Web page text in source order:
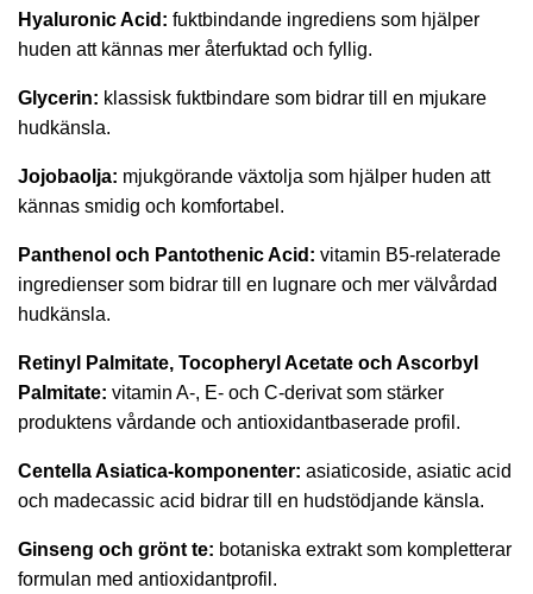
Hyaluronic Acid: fuktbindande ingrediens som hjälper
huden att kännas mer återfuktad och fyllig.
Glycerin: klassisk fuktbindare som bidrar till en mjukare
hudkänsla.
Jojobaolja: mjukgörande växtolja som hjälper huden att
kännas smidig och komfortabel.
Panthenol och Pantothenic Acid: vitamin B5-relaterade
ingredienser som bidrar till en lugnare och mer välvårdad
hudkänsla.
Retinyl Palmitate, Tocopheryl Acetate och Ascorbyl
Palmitate: vitamin A-, E- och C-derivat som stärker
produktens vårdande och antioxidantbaserade profil.
Centella Asiatica-komponenter: asiaticoside, asiatic acid
och madecassic acid bidrar till en hudstödjande känsla.
Ginseng och grönt te: botaniska extrakt som kompletterar
formulan med antioxidantprofil.